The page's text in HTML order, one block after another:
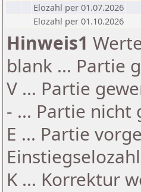
Elozahl per 01.07.2026
Elozahl per 01.10.2026
Hinweis1
blank ... Partie
V ... Partie
- ... Partie nicht
E ... Partie
K ... Korrektur